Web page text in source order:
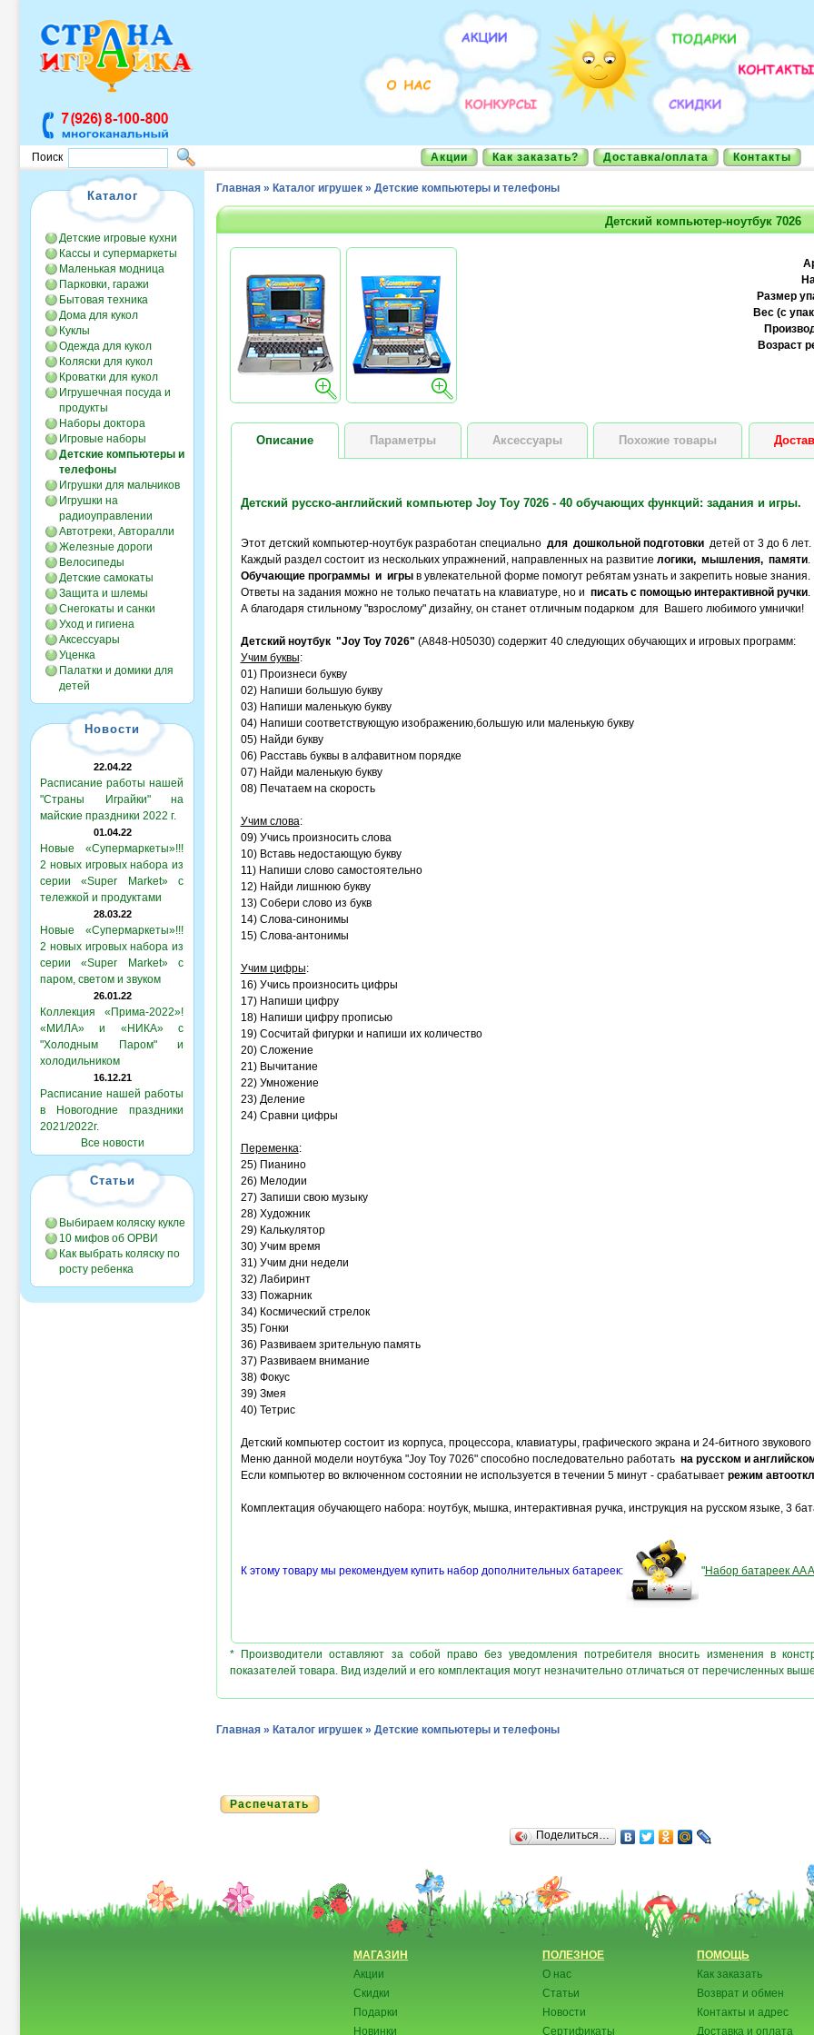
Поиск Акции Как заказать? Доставка/оплата Контакты
Каталог
Детские игровые кухни
Кассы и супермаркеты
Маленькая модница
Парковки, гаражи
Бытовая техника
Дома для кукол
Куклы
Одежда для кукол
Коляски для кукол
Кроватки для кукол
Игрушечная посуда и
продукты
Наборы доктора
Игровые наборы
Детские компьютеры и
телефоны
Игрушки для мальчиков
Игрушки на
радиоуправлении
Автотреки, Авторалли
Железные дороги
Велосипеды
Детские самокаты
Защита и шлемы
Снегокаты и санки
Уход и гигиена
Аксессуары
Уценка
Палатки и домики для
детей
Новости
22.04.22
Расписание работы нашей
"Страны Играйки" на
майские праздники 2022 г.
01.04.22
Новые «Супермаркеты»!!!
2 новых игровых набора из
серии «Super Market» с
тележкой и продуктами
28.03.22
Новые «Супермаркеты»!!!
2 новых игровых набора из
серии «Super Market» с
паром, светом и звуком
26.01.22
Коллекция «Прима-2022»!
«МИЛА» и «НИКА» с
"Холодным Паром" и
холодильником
16.12.21
Расписание нашей работы
в Новогодние праздники
2021/2022г.
Все новости
Статьи
Выбираем коляску кукле
10 мифов об ОРВИ
Как выбрать коляску по
росту ребенка
Главная » Каталог игрушек » Детские компьютеры и телефоны
Детский компьютер-ноутбук 7026
Размер
Вес (с
Возраст
Описание Параметры Аксессуары Похожие товары
Детский русско-английский компьютер Joy Toy 7026 - 40 обучающих функций: задания и игры.
Этот детский компьютер-ноутбук разработан специально для дошкольной подготовкидетей от 3 до 6 лет.
Каждый раздел состоит из нескольких упражнений, направленных на развитие логики, мышления, памяти.
Обучающие программы и игрыв увлекательной форме помогут ребятам узнать и закрепить новые знания.
Ответы на задания можно не только печатать на клавиатуре, но и писать с помощью интерактивной ручки.
А благодаря стильному "взрослому" дизайну, он станет отличным подарком для Вашего любимого умнички!
Детский ноутбук "Joy Toy 7026" (A848-H05030) содержит 40 следующих обучающих и игровых программ:
Учим буквы:
01) Произнеси букву
02) Напиши большую букву
03) Напиши маленькую букву
04) Напиши соответствующую изображению,большую или маленькую букву
05) Найди букву
06) Расставь буквы в алфавитном порядке
07) Найди маленькую букву
08) Печатаем на скорость
Учим слова:
09) Учись произносить слова
10) Вставь недостающую букву
11) Напиши слово самостоятельно
12) Найди лишнюю букву
13) Собери слово из букв
14) Слова-синонимы
15) Слова-антонимы
Учим цифры:
16) Учись произносить цифры
17) Напиши цифру
18) Напиши цифру прописью
19) Сосчитай фигурки и напиши их количество
20) Сложение
21) Вычитание
22) Умножение
23) Деление
24) Сравни цифры
Переменка:
25) Пианино
26) Мелодии
27) Запиши свою музыку
28) Художник
29) Калькулятор
30) Учим время
31) Учим дни недели
32) Лабиринт
33) Пожарник
34) Космический стрелок
35) Гонки
36) Развиваем зрительную память
37) Развиваем внимание
38) Фокус
39) Змея
40) Тетрис
Детский компьютер состоит из корпуса, процессора, клавиатуры, графического экрана и 24-битного
Меню данной модели ноутбука "Joy Toy 7026" способно последовательно работать на русском и
Если компьютер во включенном состоянии не используется в течении 5 минут - срабатывает режим
Комплектация обучающего набора: ноутбук, мышка, интерактивная ручка, инструкция на русском языке, 3
К этому товару мы рекомендуем купить набор дополнительных батареек: "Набор батареек AA
* Производители оставляют за собой право без уведомления потребителя вносить изменения в
показателей товара. Вид изделий и его комплектация могут незначительно отличаться от перечисленных
Главная » Каталог игрушек » Детские компьютеры и телефоны
Распечатать
Поделиться…
МАГАЗИН
Акции
Скидки
Подарки
Новинки
ПОЛЕЗНОЕ
О нас
Статьи
Новости
Сертификаты
ПОМОЩЬ
Как заказать
Возврат и обмен
Контакты и адрес
Доставка и оплата